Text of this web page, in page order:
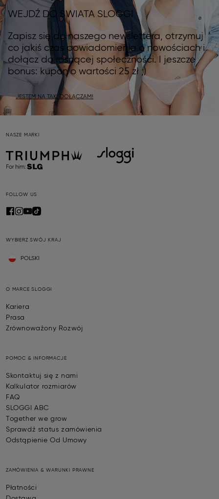
WEJDŹ DO ŚWIATA SLOGGI
Zapisz się do naszego newslettera, otrzymuj
co jakiś czas powiadomienia o nowościach i
dołącz do rosnącej społeczności. I jeszcze
bonus: kupon o wartości 25 zł ;)
JESTEM NA TAK, DOŁĄCZAM!
NASZE MARKI
FOLLOW US
WYBIERZ SWÓJ KRAJ
POLSKI
O MARCE SLOGGI
Kariera
Prasa
Zrównoważony Rozwój
POMOC & INFORMACJE
Skontaktuj się z nami
Kalkulator rozmiarów
FAQ
SLOGGI ABC
Together we grow
Sprawdź status zamówienia
Odstąpienie Od Umowy
ZAMÓWIENIA & WARUNKI PRAWNE
Płatności